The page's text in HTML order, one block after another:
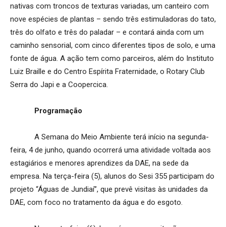
nativas com troncos de texturas variadas, um canteiro com
nove espécies de plantas – sendo três estimuladoras do tato,
três do olfato e três do paladar – e contará ainda com um
caminho sensorial, com cinco diferentes tipos de solo, e uma
fonte de água. A ação tem como parceiros, além do Instituto
Luiz Braille e do Centro Espírita Fraternidade, o Rotary Club
Serra do Japi e a Coopercica.
Programação
A Semana do Meio Ambiente terá início na segunda-
feira, 4 de junho, quando ocorrerá uma atividade voltada aos
estagiários e menores aprendizes da DAE, na sede da
empresa. Na terça-feira (5), alunos do Sesi 355 participam do
projeto “Águas de Jundiaí”, que prevê visitas às unidades da
DAE, com foco no tratamento da água e do esgoto.